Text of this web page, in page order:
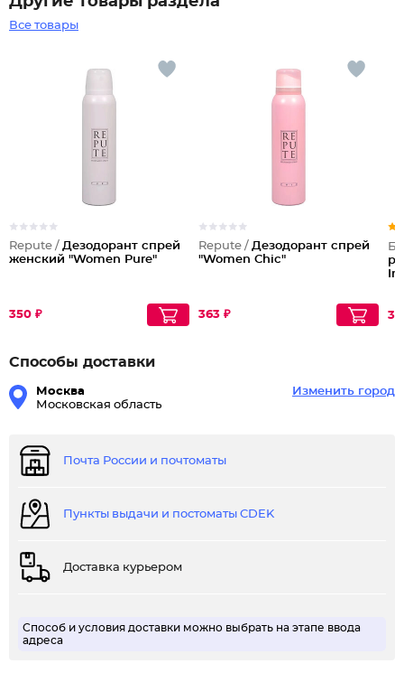
Все товары
Repute / Дезодорант спрей
женcкий "Women Pure"
350 ₽
Repute / Дезодорант спрей
"Women Chic"
363 ₽
Способы доставки
Москва
Московская область
Изменить город
Почта России и почтоматы
Пункты выдачи и постоматы CDEK
Доставка курьером
Способ и условия доставки можно выбрать на этапе ввода
адреса